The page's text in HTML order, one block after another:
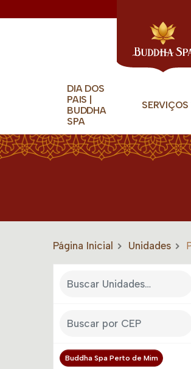
DIA DOS
PAIS |
BUDDHA
SPA
SERVIÇOS
Página Inicial Unidades
Buddha Spa Perto de Mim